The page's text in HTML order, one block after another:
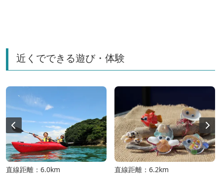
近くでできる遊び・体験
直線距離：6.0km 直線距離：6.2km